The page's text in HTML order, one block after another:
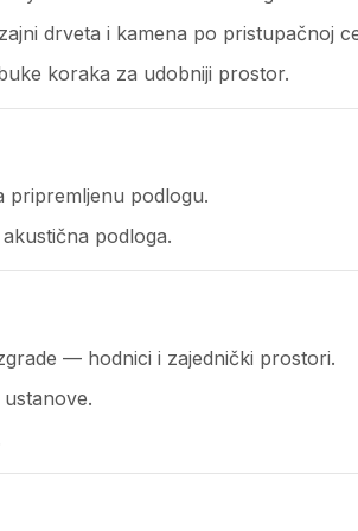
drveta i kamena po pristupačnoj
koraka za udobniji prostor.
pripremljenu podlogu.
podloga.
— hodnici i zajednički prostori.